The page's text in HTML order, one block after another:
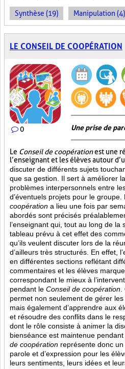
Synthèse (19) Manipulation (4)
LE CONSEIL DE COOPÉRATION
0 Une prise de
Le Conseil de coopérationest une
l’enseignant et les élèves autour
discuter de différents sujets
que sa gestion. Il sert à améliorer
problèmes interpersonnels entre
d’éventuels projets pour le groupe.
coopération a lieu une fois par
abordés sont précisés
l’enseignant qui, tout au long de la
tableau prévu à cet effet des
qu’ils veulent discuter lors de la
d’ailleurs très structurés. En effet,
en différentes sections reflétant
commentaires et les élèves
correspondant le mieux à
pendant le Conseil de coopération
permet non seulement de gérer
mais également d’apprendre aux
et résoudre des conflits dans le
dont le rôle consiste à animer la
bienséance est maintenue
de coopération représente donc
parole et d’expression pour les
leurs sentiments, leurs idées et